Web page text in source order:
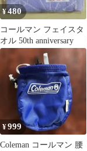
¥480
コールマン フェイスタ
オル 50th anniversary
¥999
Coleman コールマン 腰